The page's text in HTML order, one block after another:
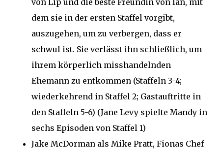
von Lip und die beste Freundin von Ian, mit
dem sie in der ersten Staffel vorgibt,
auszugehen, um zu verbergen, dass er
schwul ist. Sie verlässt ihn schließlich, um
ihrem körperlich misshandelnden
Ehemann zu entkommen (Staffeln 3-4;
wiederkehrend in Staffel 2; Gastauftritte in
den Staffeln 5-6) (Jane Levy spielte Mandy in
sechs Episoden von Staffel 1)
Jake McDorman als Mike Pratt, Fionas Chef